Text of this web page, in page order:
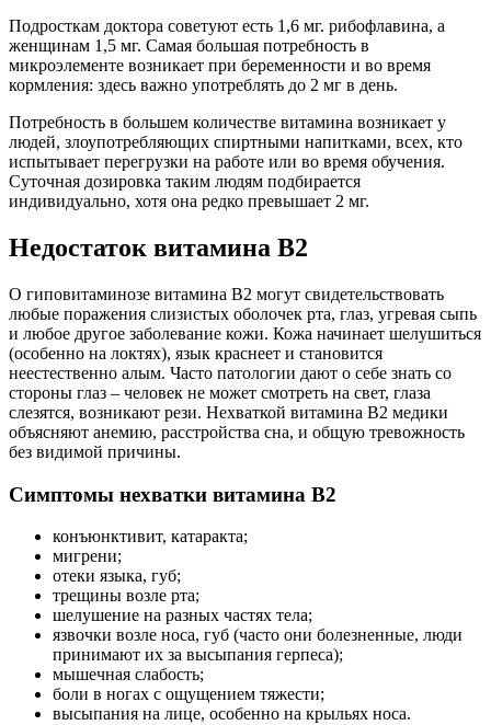
Подросткам доктора советуют есть 1,6 мг. рибофлавина, а
женщинам 1,5 мг. Самая большая потребность в
микроэлементе возникает при беременности и во время
кормления: здесь важно употреблять до 2 мг в день.
Потребность в большем количестве витамина возникает у
людей, злоупотребляющих спиртными напитками, всех, кто
испытывает перегрузки на работе или во время обучения.
Суточная дозировка таким людям подбирается
индивидуально, хотя она редко превышает 2 мг.
Недостаток витамина В2
О гиповитаминозе витамина В2 могут свидетельствовать
любые поражения слизистых оболочек рта, глаз, угревая сыпь
и любое другое заболевание кожи. Кожа начинает шелушиться
(особенно на локтях), язык краснеет и становится
неестественно алым. Часто патологии дают о себе знать со
стороны глаз – человек не может смотреть на свет, глаза
слезятся, возникают рези. Нехваткой витамина В2 медики
объясняют анемию, расстройства сна, и общую тревожность
без видимой причины.
Симптомы нехватки витамина В2
конъюнктивит, катаракта;
мигрени;
отеки языка, губ;
трещины возле рта;
шелушение на разных частях тела;
язвочки возле носа, губ (часто они болезненные, люди
принимают их за высыпания герпеса);
мышечная слабость;
боли в ногах с ощущением тяжести;
высыпания на лице, особенно на крыльях носа.